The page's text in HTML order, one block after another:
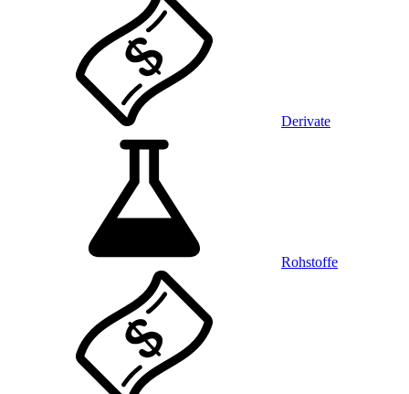
Derivate
Rohstoffe